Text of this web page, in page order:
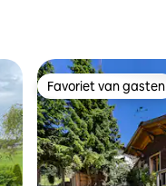
Favoriet van gasten
Favoriet van gasten